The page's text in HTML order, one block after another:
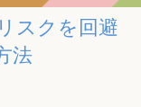
スクを回避
法